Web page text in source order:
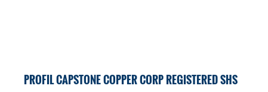
PROFIL CAPSTONE COPPER CORP REGISTERED SHS